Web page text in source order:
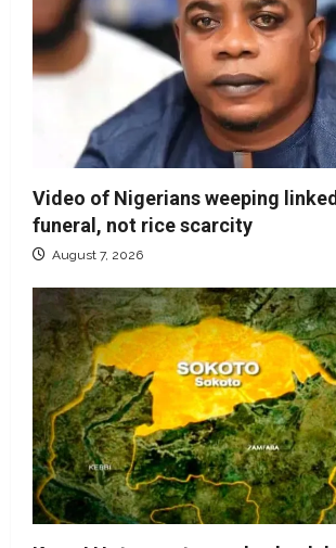
Video of Nigerians weeping
funeral, not rice scarcity
August 7, 2026